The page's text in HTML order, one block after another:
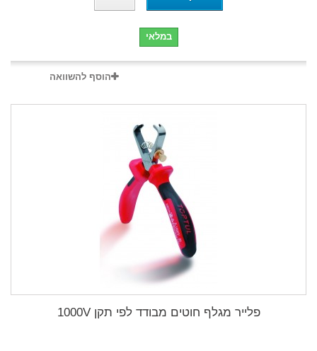
במלאי
הוסף להשוואה
פלייר מגלף חוטים מבודד לפי תקן 1000V